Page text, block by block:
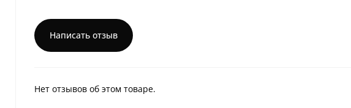
Написать отзыв
Нет отзывов об этом товаре.